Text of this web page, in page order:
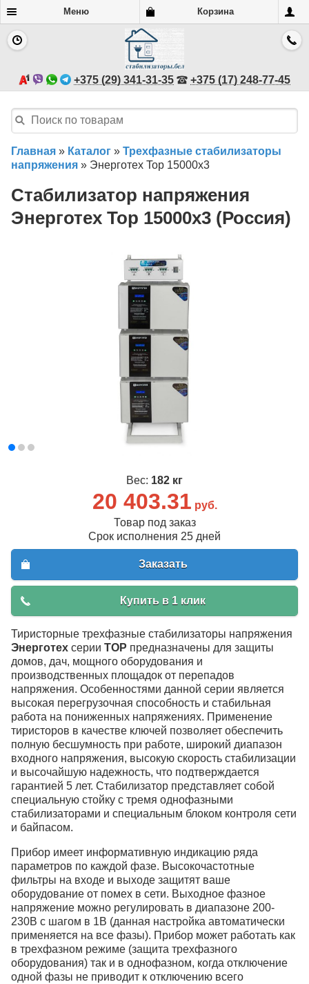
Меню Корзина
+375 (29) 341-31-35 +375 (17) 248-77-45
Главная » Каталог » Трехфазные стабилизаторы
напряжения » Энерготех Top 15000х3
Стабилизатор напряжения
Энерготех Top 15000х3 (Россия)
Вес: 182 кг
20 403.31 руб.
Товар под заказ
Срок исполнения 25 дней
Заказать
Купить в 1 клик
Тиристорные трехфазные стабилизаторы напряжения
Энерготех серии TOP предназначены для защиты
домов, дач, мощного оборудования и
производственных площадок от перепадов
напряжения. Особенностями данной серии является
высокая перегрузочная способность и стабильная
работа на пониженных напряжениях. Применение
тиристоров в качестве ключей позволяет обеспечить
полную бесшумность при работе, широкий диапазон
входного напряжения, высокую скорость стабилизации
и высочайшую надежность, что подтверждается
гарантией 5 лет. Стабилизатор представляет собой
специальную стойку с тремя однофазными
стабилизаторами и специальным блоком контроля сети
и байпасом.
Прибор имеет информативную индикацию ряда
параметров по каждой фазе. Высокочастотные
фильтры на входе и выходе защитят ваше
оборудование от помех в сети. Выходное фазное
напряжение можно регулировать в диапазоне 200-
230В с шагом в 1В (данная настройка автоматически
применяется на все фазы). Прибор может работать как
в трехфазном режиме (защита трехфазного
оборудования) так и в однофазном, когда отключение
одной фазы не приводит к отключению всего